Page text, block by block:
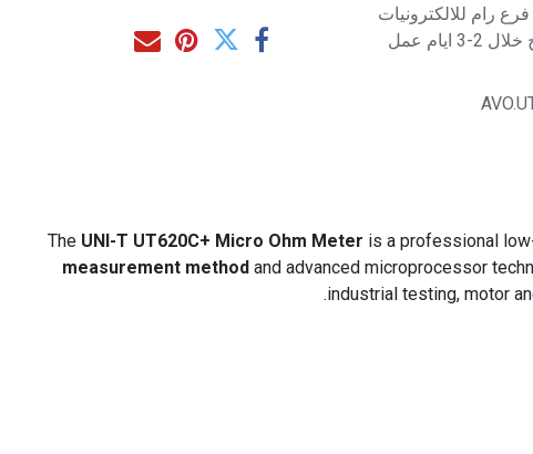
رام للالكترونيات
عمل
The UNI-T UT620C+ Micro Ohm Meter is a professional
measurement method and advanced microprocessor
industrial testing, motor